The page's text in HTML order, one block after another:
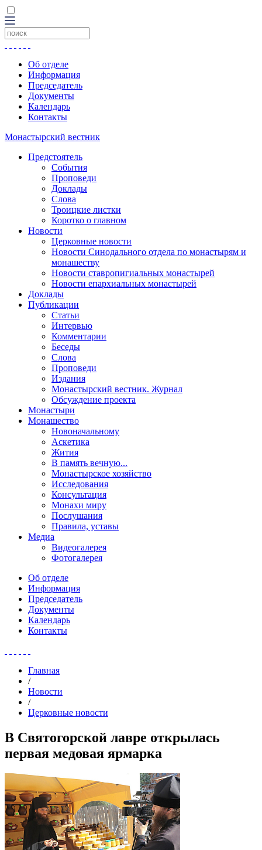
Об отделе
Информация
Председатель
Документы
Календарь
Контакты
Монастырский вестник
Предстоятель
События
Проповеди
Доклады
Слова
Троицкие листки
Коротко о главном
Новости
Церковные новости
Новости Синодального отдела по монастырям и
монашеству
Новости ставропигиальных монастырей
Новости епархиальных монастырей
Доклады
Публикации
Статьи
Интервью
Комментарии
Беседы
Слова
Проповеди
Издания
Монастырский вестник. Журнал
Обсуждение проекта
Монастыри
Монашество
Новоначальному
Аскетика
Жития
В память вечную...
Монастырское хозяйство
Исследования
Консультация
Монахи миру
Послушания
Правила, уставы
Медиа
Видеогалерея
Фотогалерея
Об отделе
Информация
Председатель
Документы
Календарь
Контакты
Главная
/
Новости
/
Церковные новости
В Святогорской лавре открылась
первая медовая ярмарка